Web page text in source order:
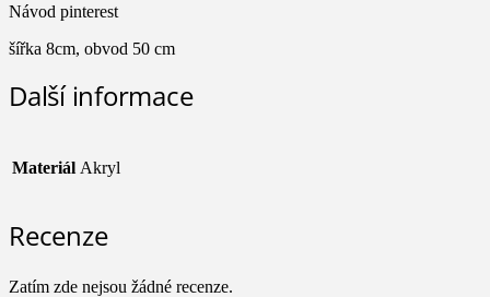
Návod pinterest
šířka 8cm, obvod 50 cm
Další informace
Materiál Akryl
Recenze
Zatím zde nejsou žádné recenze.